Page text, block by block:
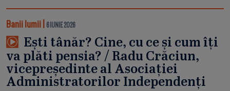
Banii lumii 6 IUNIE 2026
Ești tânăr? Cine, cu ce și cum îți
va plăti pensia? / Radu Crăciun,
vicepreședinte al Asociației
Administratorilor Independenți